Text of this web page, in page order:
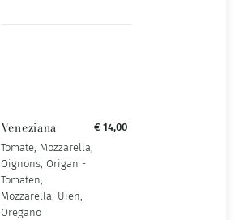
Veneziana
Tomate, Mozzarella,
Oignons, Origan -
Tomaten,
Mozzarella, Uien,
Oregano
€ 14,00